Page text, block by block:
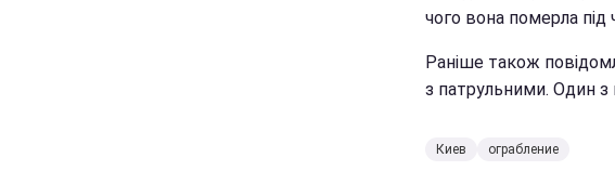
чого вона померла під
Раніше також
з патрульними. Один
Киев ограбление